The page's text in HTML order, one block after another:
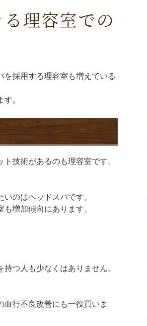
理容室での
採用する理容室も増えている
。
技術があるのも理容室です。
のはヘッドスパです。
増加傾向にあります。
つ人も少なくはありません。
行不良改善にも一役買いま